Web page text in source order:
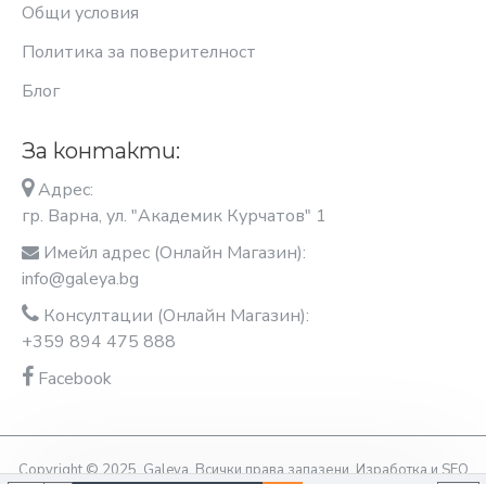
Общи условия
Политика за поверителност
Блог
За контакти:
Адрес:
гр. Варна, ул. "Академик Курчатов" 1
Имейл адрес (Онлайн Магазин):
info@galeya.bg
Консултации (Онлайн Магазин):
+359 894 475 888
Facebook
Copyright © 2025, Galeya, Всички права запазени. Изработка и SEO